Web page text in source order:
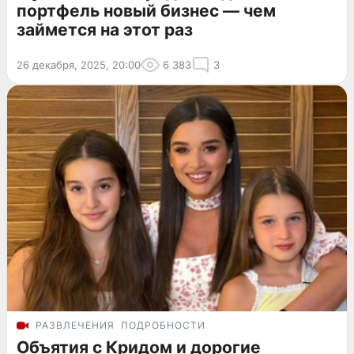
портфель новый бизнес — чем
займется на этот раз
26 декабря, 2025, 20:00 6 383 3
РАЗВЛЕЧЕНИЯ ПОДРОБНОСТИ
Объятия с Кридом и дорогие